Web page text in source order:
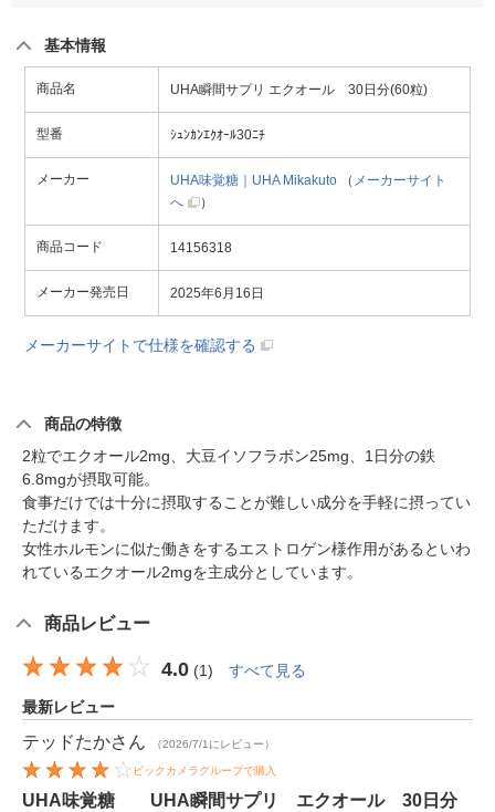
基本情報
商品名 UHA瞬間サプリ エクオール 30日分(60粒)
型番 ｼｭﾝｶﾝｴｸｵｰﾙ30ﾆﾁ
メーカー UHA味覚糖｜UHA Mikakuto （ メーカーサイト
へ
）
商品コード 14156318
メーカー発売日 2025年6月16日
メーカーサイトで仕様を確認する
商品の特徴
2粒でエクオール2mg、大豆イソフラボン25mg、1日分の鉄
6.8mgが摂取可能。
食事だけでは十分に摂取することが難しい成分を手軽に摂ってい
ただけます。
女性ホルモンに似た働きをするエストロゲン様作用があるといわ
れているエクオール2mgを主成分としています。
商品レビュー
4.0 (1) すべて見る
最新レビュー
テッドたかさん （2026/7/1にレビュー）
ビックカメラグループで購入
UHA味覚糖 UHA瞬間サプリ エクオール 30日分